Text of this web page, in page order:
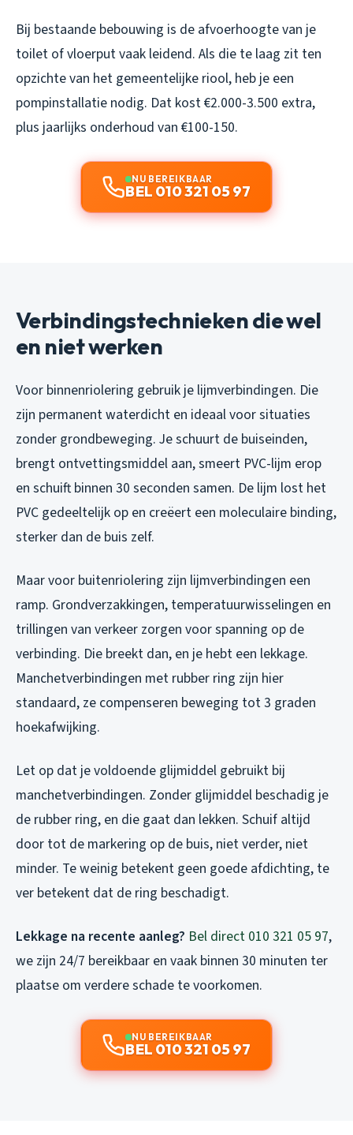
Bij bestaande bebouwing is de afvoerhoogte van je
toilet of vloerput vaak leidend. Als die te laag zit ten
opzichte van het gemeentelijke riool, heb je een
pompinstallatie nodig. Dat kost €2.000-3.500 extra,
plus jaarlijks onderhoud van €100-150.
NU BEREIKBAAR
BEL 010 321 05 97
Verbindingstechnieken die wel
en niet werken
Voor binnenriolering gebruik je lijmverbindingen. Die
zijn permanent waterdicht en ideaal voor situaties
zonder grondbeweging. Je schuurt de buiseinden,
brengt ontvettingsmiddel aan, smeert PVC-lijm erop
en schuift binnen 30 seconden samen. De lijm lost het
PVC gedeeltelijk op en creëert een moleculaire binding,
sterker dan de buis zelf.
Maar voor buitenriolering zijn lijmverbindingen een
ramp. Grondverzakkingen, temperatuurwisselingen en
trillingen van verkeer zorgen voor spanning op de
verbinding. Die breekt dan, en je hebt een lekkage.
Manchetverbindingen met rubber ring zijn hier
standaard, ze compenseren beweging tot 3 graden
hoekafwijking.
Let op dat je voldoende glijmiddel gebruikt bij
manchetverbindingen. Zonder glijmiddel beschadig je
de rubber ring, en die gaat dan lekken. Schuif altijd
door tot de markering op de buis, niet verder, niet
minder. Te weinig betekent geen goede afdichting, te
ver betekent dat de ring beschadigt.
Lekkage na recente aanleg? Bel direct 010 321 05 97,
we zijn 24/7 bereikbaar en vaak binnen 30 minuten ter
plaatse om verdere schade te voorkomen.
NU BEREIKBAAR
BEL 010 321 05 97